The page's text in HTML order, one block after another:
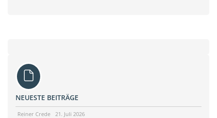
NEUESTE BEITRÄGE
Reiner Crede 21. Juli 2026